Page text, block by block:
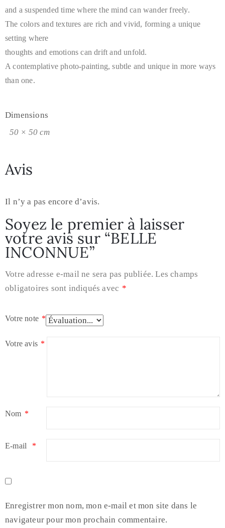
and a suspended time where the mind can wander freely.
The colors and textures are rich and vivid, forming a unique
setting where
thoughts and emotions can drift and unfold.
A contemplative photo-painting, subtle and unique in more ways
than one.
Dimensions
50 × 50 cm
Avis
Il n’y a pas encore d’avis.
Soyez le premier à laisser
votre avis sur “BELLE
INCONNUE”
Votre adresse e-mail ne sera pas publiée. Les champs
obligatoires sont indiqués avec *
Votre note *
Votre avis *
Nom *
E-mail *
Enregistrer mon nom, mon e-mail et mon site dans le
navigateur pour mon prochain commentaire.